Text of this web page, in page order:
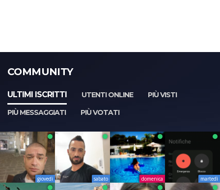
COMMUNITY
ULTIMI ISCRITTI UTENTI ONLINE
PIÙ VISTI
PIÙ MESSAGGIATI
PIÙ VOTATI
giovedì sabato domenica martedì